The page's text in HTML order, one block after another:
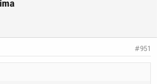
migliorato di veramente importante.
/ considerazioni. #951